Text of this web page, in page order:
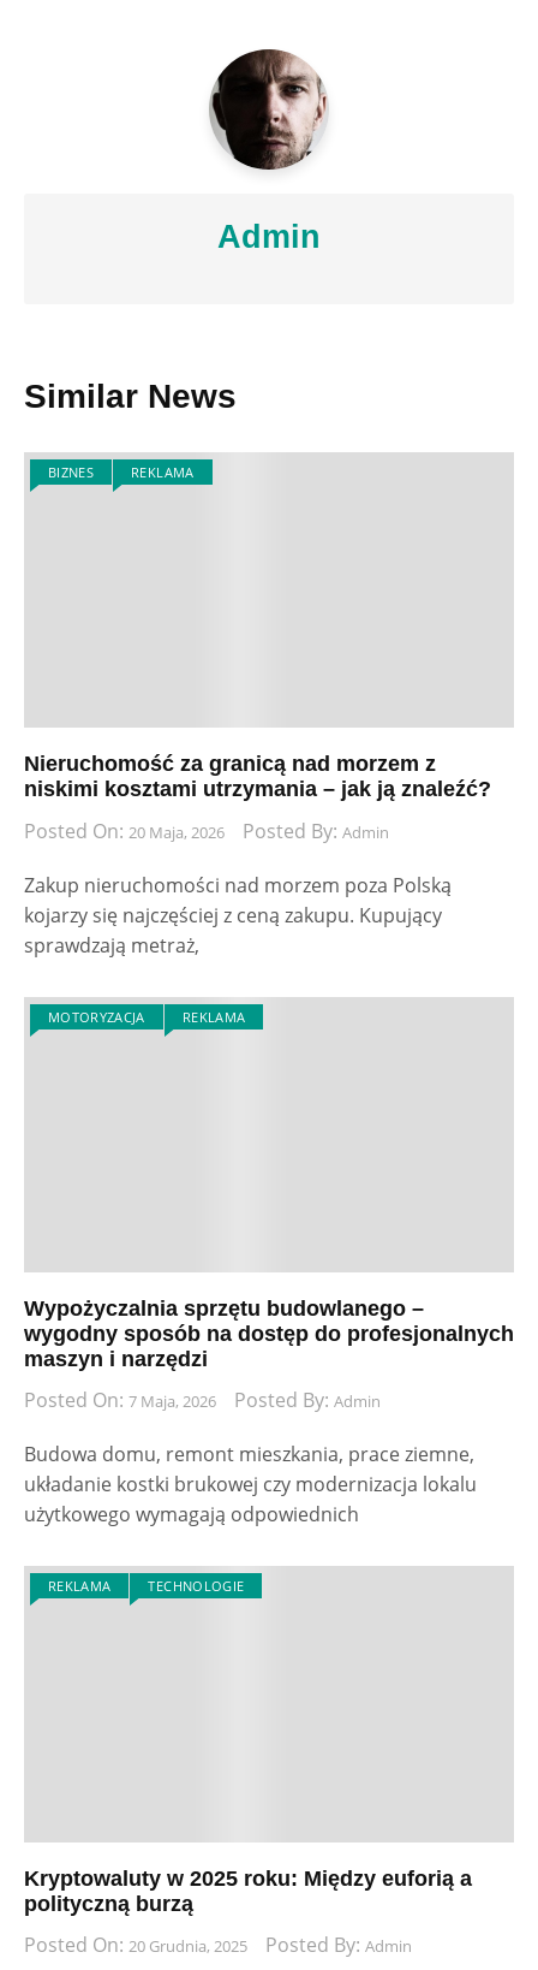
Admin
Similar News
BIZNES REKLAMA
Nieruchomość za granicą nad morzem z
niskimi kosztami utrzymania – jak ją znaleźć?
Posted On: 20 Maja, 2026 Posted By: Admin
Zakup nieruchomości nad morzem poza Polską
kojarzy się najczęściej z ceną zakupu. Kupujący
sprawdzają metraż,
MOTORYZACJA REKLAMA
Wypożyczalnia sprzętu budowlanego –
wygodny sposób na dostęp do profesjonalnych
maszyn i narzędzi
Posted On: 7 Maja, 2026 Posted By: Admin
Budowa domu, remont mieszkania, prace ziemne,
układanie kostki brukowej czy modernizacja lokalu
użytkowego wymagają odpowiednich
REKLAMA TECHNOLOGIE
Kryptowaluty w 2025 roku: Między euforią a
polityczną burzą
Posted On: 20 Grudnia, 2025 Posted By: Admin